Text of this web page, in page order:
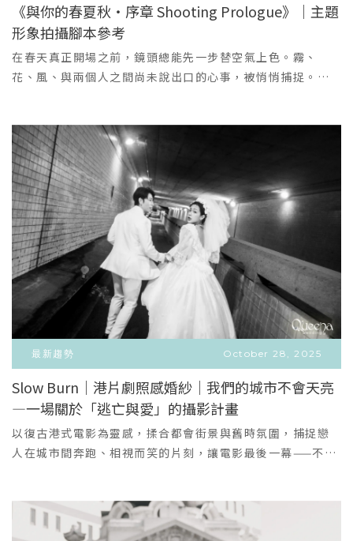
落羽松等花期受天氣影響大，請務必與我們的門市人員提前
確認當年的最佳拍攝時間！確定風格優先： 建議先與我們討
論您喜歡的婚紗照風格（清新、復古、歐風等），我們將為
您精準搭配最適合的季節、景點與禮服！💖 立即預約諮詢，
仙靈／外景浪漫／韓系唯美🌲）亮點與細節：柔霧藍層次紗
裙，色調如冬日晨霧或細碎霜光，低飽和度更顯高級，鏡頭
語言上親和又富詩意。上身以細緻刺繡與淡彩珠片點綴，遠
看如雪晶潤，近看每一顆珠片都有手工排列的溫度。中高腰
日林間、古街巷、湖畔；早晨或黃昏側光拍攝能把藍色層次
與肌理層次表現得最美。造型建議：以半披髮搭配簡約耳
飾，妝感偏自然冷調，讓禮服的色溫成為畫面的主角。三、
星塵密語·亮片魚尾與大蝴蝶結（敬酒晚宴／個性華麗／紅
毯首選💅🏻）亮點與細節：身體曲線以魚尾剪裁精準包覆，胸
腹以立體珠飾與細緻水晶手工編織，近看如星河流動。下擺
以層層微亮薄紗堆疊形成柔和魚尾，並可加配後背大型蝴蝶
結或可拆式斗篷，兼具戲劇性與多變造型。面料含細緻亮片
但手感柔順，不刺膚；在舞會或夜景中能呈現鏡面般的閃爍
效果。適合場景與攝影建議：豪華酒店晚宴、城市夜景外
拍、燭光晚餐場景；低光下的局部補光能把水晶與亮片的光
線層次表現得像雪夜裡閃爍的星子。造型建議：復古大波浪
或俐落高盤髮，配以細長耳環，妝容偏煙燻或古銅光澤，呈
現明星紅毯般的氣勢。Q：為什麼要在選這三件？A：冬天的
光線帶有透明感與冷冽的對比，是展現「光與紗」質感的最
佳時刻。白色與淺色系在冷色光中反而更加純粹，亮片與水
晶在低光下的反射能創造電影級的高光畫面；而厚重的蓬裙
照片更有冬季氣氛感）在進場或拍攝瞬間撒上少量人造雪或
細小銀粉（攝影棚/宴客場地可控），能提升「雪落星塵」效
＋
《與你的春夏秋・序章 Shooting Prologue》｜主題
形象拍攝腳本參考
在春天真正開場之前，鏡頭總能先一步替空氣上色。霧、
花、風、與兩個人之間尚未說出口的心事，被悄悄捕捉。｜
浪漫」。穿上訂製韓服的兩人像是從舊時代走來的戀人——柔
霧感的淡藍與象牙白隨步伐輕輕擺動，溫柔得像一首慢歌。
捕捉自然流動的氛圍：牽手、回頭、相視而笑，所有動作都
像剛剛好被風吹動。風格亮點柔光 × 沉靜色調：把櫻花的甜
度降低，呈現更高級、日系電影的質感。自然互動式拍攝：
每一張都像是有台詞的劇照。文化服飾也能拍得很輕盈：韓
服在特調的色調中呈現更浪漫的氣質。適合新人✔ 想拍出
「不落俗套的櫻花照」✔ 喜歡日韓影集的氛圍✔ 想要自然、
純淨、不做作的互動畫面｜Scene 2｜櫻花彼端・白紗的春光
浪漫跳脫傳統白紗構圖，把鏡頭放在「兩個人之間的情
緒」。陽光透過花瓣灑落，新娘被抱起的瞬間帶著失重感，
全景明亮得像是夢裡。白紗的飛揚、櫻花的盛放、笑容的真
實，都在這一刻被凝結。風格亮點輕盈跳耀感：擅長以移動
動作抓住最自然的笑意。高亮柔霧色系：適合春天，也適合
喜歡乾淨透明感的新人。敘事式構圖：畫面有延伸，有空
氣，有故事。適合新人✔ 喜歡明亮清透的氛圍✔ 想在櫻花季
拍攝卻不想落入刻板角度✔ 期待「像劇照又像日記」的叙事
冷調卻深情的畫面。極簡，讓情緒成為主角。在微光下靠近
的兩人，有一種「只有我們聽得見」的寂靜。深夜電影的收
VIEW MORE
最新趨勢 October 28, 2025
Slow Burn｜港片劇照感婚紗｜我們的城市不會天亮
—一場關於「逃亡與愛」的攝影計畫
以復古港式電影為靈感，揉合都會街景與舊時氛圍，捕捉戀
人在城市間奔跑、相視而笑的片刻，讓電影最後一幕——不完
恆的畫面。最動人的一幕不是童話。他牽起她的手，穿越隧
道、奔跑在舊城的街口，笑聲在鐵窗與霓虹之間迴盪——像老